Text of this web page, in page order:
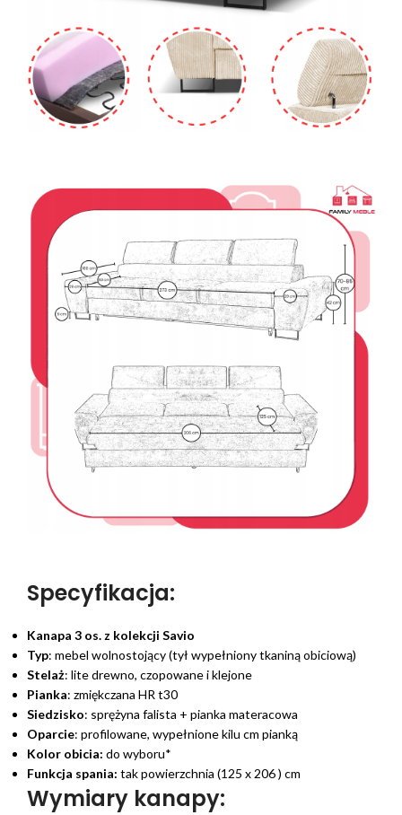
Specyfikacja:
Kanapa 3 os. z kolekcji Savio
Typ: mebel wolnostojący (tył wypełniony tkaniną obiciową)
Stelaż: lite drewno, czopowane i klejone
Pianka: zmiękczana HR t30
Siedzisko: sprężyna falista + pianka materacowa
Oparcie: profilowane, wypełnione kilu cm pianką
Kolor obicia: do wyboru*
Funkcja spania: tak powierzchnia (125 x 206 ) cm
Wymiary kanapy: